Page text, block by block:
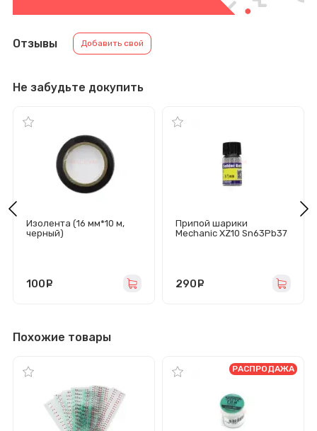
Отзывы Добавить свой
Не забудьте докупить
Изолента (16 мм*10 м,
черный)
100
Припой шарики
Mechanic XZ10 Sn63Pb37
290
Похожие товары
РАСПРОДАЖА